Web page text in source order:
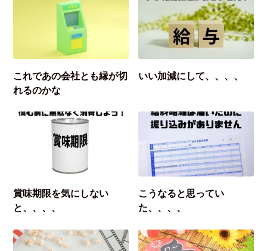
これであの会社とも縁が切
れるのかな
いい加減にして、、、、
賞味期限を気にしない
と、、、、
こうなると思ってい
た、、、、